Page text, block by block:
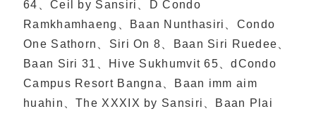
64、Ceil by Sansiri、D Condo
Ramkhamhaeng、Baan Nunthasiri、Condo
One Sathorn、Siri On 8、Baan Siri Ruedee、
Baan Siri 31、Hive Sukhumvit 65、dCondo
Campus Resort Bangna、Baan imm aim
huahin、The XXXIX by Sansiri、Baan Plai